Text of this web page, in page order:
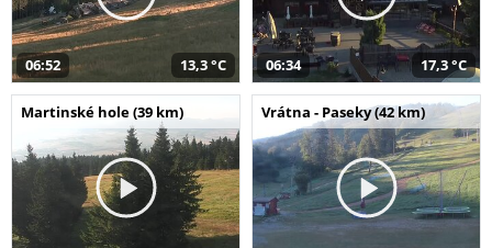
06:52 13,3 °C 06:34 17,3 °C
Martinské hole (39 km) Vrátna - Paseky (42 km)